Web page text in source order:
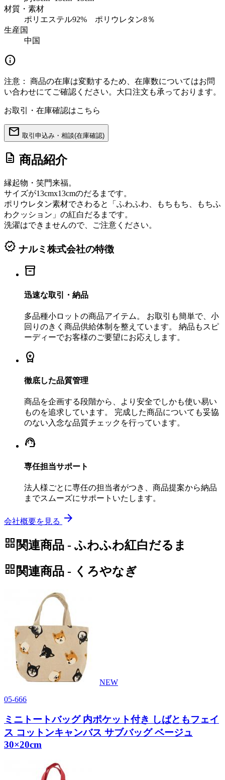
材質・素材
ポリエステル92% ポリウレタン8％
生産国
中国
info
注意：
商品の在庫は変動するため、在庫数についてはお問
い合わせにてご確認ください。大口注文も承っております。
お取引・在庫確認はこちら
mail 取引申込み・相談(在庫確認)
description 商品紹介
縁起物・笑門来福。
サイズが13cmx13cmのだるまです。
ポリウレタン素材でさわると「ふわふわ、もちもち、もちふ
わクッション」の紅白だるまです。
洗濯はできませんので、ご注意ください。
verified ナルミ株式会社の特徴
inventory_2
迅速な取引・納品
多品種小ロットの商品アイテム。 お取引も簡単で、小
回りのきく商品供給体制を整えています。 納品もスピ
ーディーでお客様のご要望にお応えします。
workspace_premium
徹底した品質管理
商品を企画する段階から、より安全でしかも使い易い
ものを追求しています。 完成した商品についても妥協
のない入念な品質チェックを行っています。
support_agent
専任担当サポート
法人様ごとに専任の担当者がつき、商品提案から納品
までスムーズにサポートいたします。
会社概要を見る arrow_forward
grid_view 関連商品 - ふわふわ紅白だるま
grid_view 関連商品 - くろやなぎ
NEW
05-666
ミニトートバッグ 内ポケット付き しばともフェイ
ス コットンキャンバス サブバッグ ベージュ
30×20cm